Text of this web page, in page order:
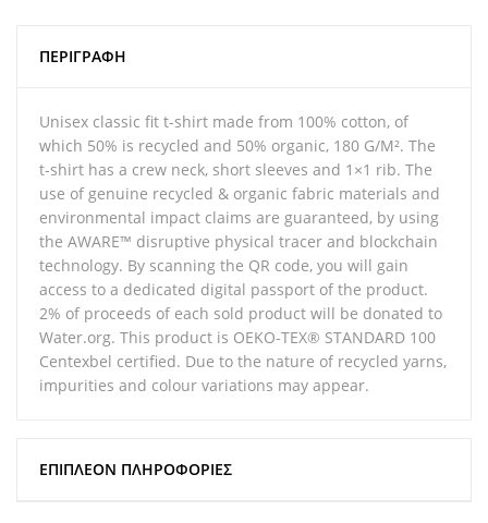
ΠΕΡΙΓΡΑΦΉ
Unisex classic fit t-shirt made from 100% cotton, of
which 50% is recycled and 50% organic, 180 G/M². The
t-shirt has a crew neck, short sleeves and 1×1 rib. The
use of genuine recycled & organic fabric materials and
environmental impact claims are guaranteed, by using
the AWARE™ disruptive physical tracer and blockchain
technology. By scanning the QR code, you will gain
access to a dedicated digital passport of the product.
2% of proceeds of each sold product will be donated to
Water.org. This product is OEKO-TEX® STANDARD 100
Centexbel certified. Due to the nature of recycled yarns,
impurities and colour variations may appear.
ΕΠΙΠΛΈΟΝ ΠΛΗΡΟΦΟΡΊΕΣ